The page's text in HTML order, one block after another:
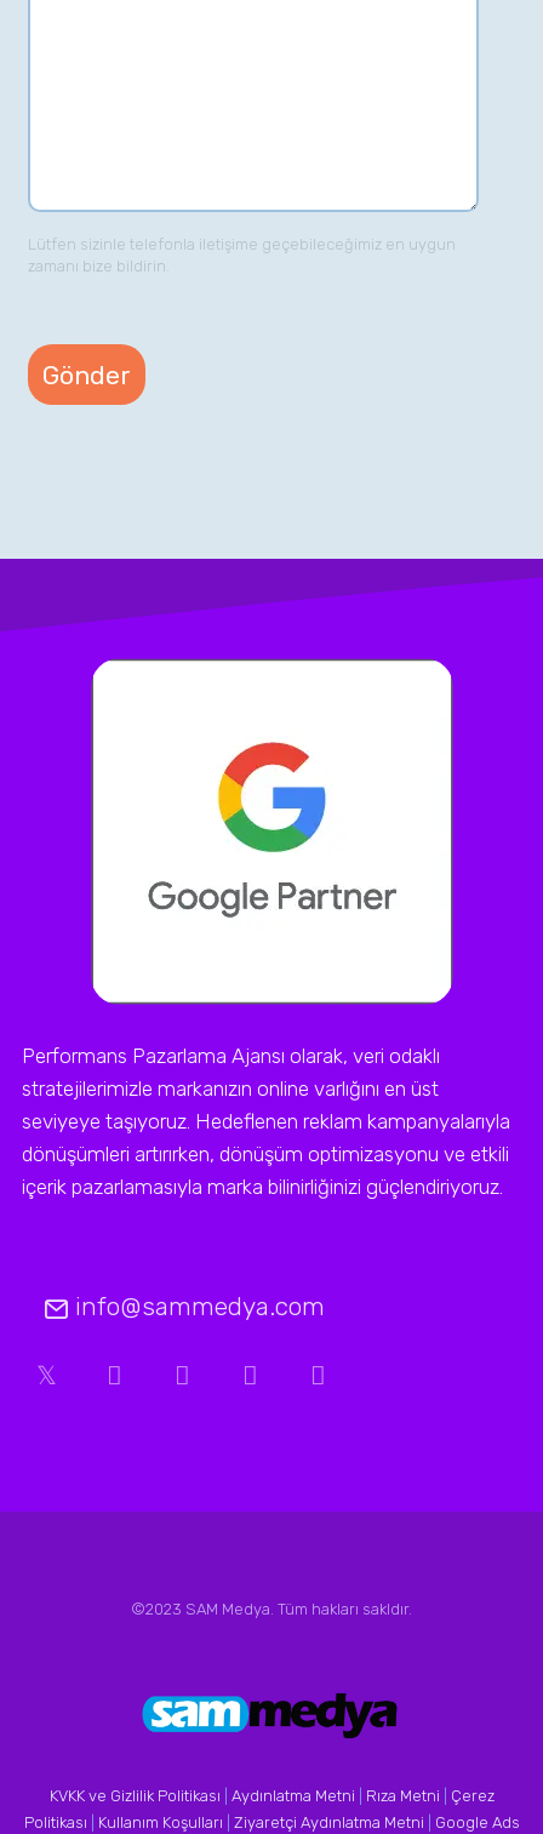
Lütfen sizinle telefonla iletişime geçebileceğimiz en uygun
zamanı bize bildirin.
Performans Pazarlama Ajansı olarak, veri odaklı
stratejilerimizle markanızın online varlığını en üst
seviyeye taşıyoruz. Hedeflenen reklam kampanyalarıyla
dönüşümleri artırırken, dönüşüm optimizasyonu ve etkili
içerik pazarlamasıyla marka bilinirliğinizi güçlendiriyoruz.
info@sammedya.com
©2023 SAM Medya. Tüm hakları sakldır.
KVKK ve Gizlilik Politikası Aydınlatma Metni Rıza Metni
Çerez
Politikası
Kullanım Koşulları Ziyaretçi Aydınlatma Metni Google Ads